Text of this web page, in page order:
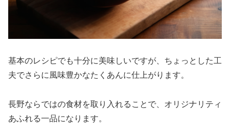
基本のレシピでも十分に美味しいですが、ちょっとした工
夫でさらに風味豊かなたくあんに仕上がります。
長野ならではの食材を取り入れることで、オリジナリティ
あふれる一品になります。